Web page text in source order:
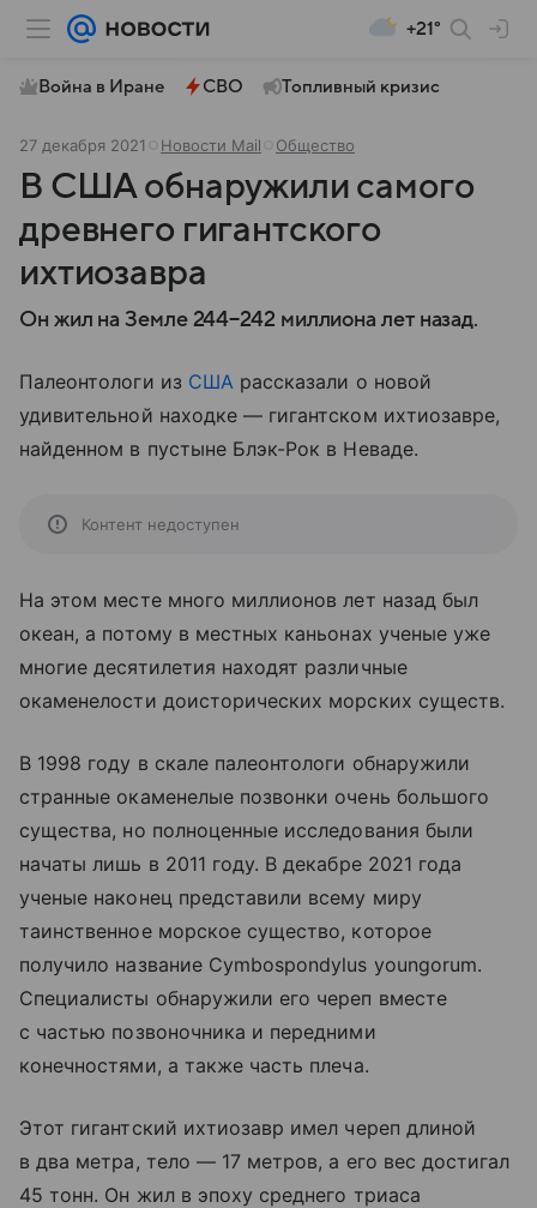
+21°
Война в Иране СВО Топливный кризис
27 декабря 2021 Новости Mail Общество
В США обнаружили самого
древнего гигантского
ихтиозавра
Он жил на Земле 244−242 миллиона лет назад.
Палеонтологи из СШАрассказали о новой
удивительной находке — гигантском ихтиозавре,
найденном в пустыне Блэк-Рок в Неваде.
Контент недоступен
На этом месте много миллионов лет назад был
океан, а потому в местных каньонах ученые уже
многие десятилетия находят различные
окаменелости доисторических морских существ.
В 1998 году в скале палеонтологи обнаружили
странные окаменелые позвонки очень большого
существа, но полноценные исследования были
начаты лишь в 2011 году. В декабре 2021 года
ученые наконец представили всему миру
таинственное морское существо, которое
получило название Cymbospondylus youngorum.
Специалисты обнаружили его череп вместе
с частью позвоночника и передними
конечностями, а также часть плеча.
Этот гигантский ихтиозавр имел череп длиной
в два метра, тело — 17 метров, а его вес достигал
45 тонн. Он жил в эпоху среднего триаса